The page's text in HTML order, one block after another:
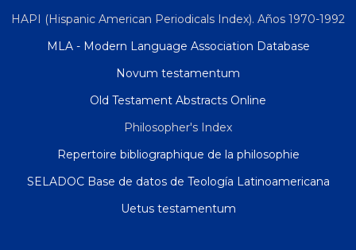
HAPI (Hispanic American Periodicals Index). Años 1970-1992
MLA - Modern Language Association Database
Novum testamentum
Old Testament Abstracts Online
Philosopher's Index
Repertoire bibliographique de la philosophie
SELADOC Base de datos de Teología Latinoamericana
Uetus testamentum